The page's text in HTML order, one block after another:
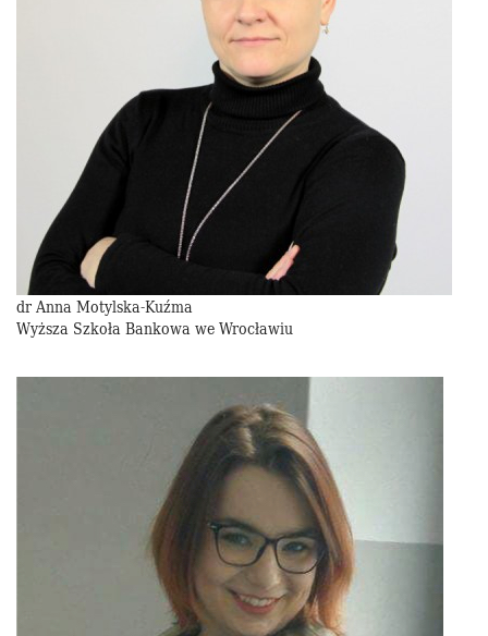
dr Anna Motylska-Kuźma
Wyższa Szkoła Bankowa we Wrocławiu